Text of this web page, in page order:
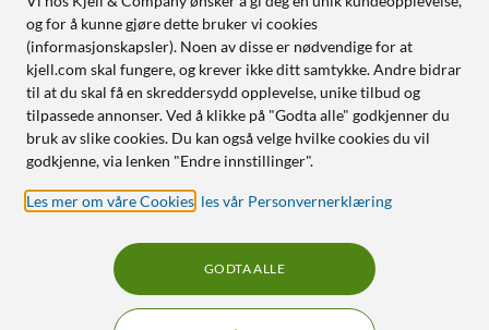
Handle fra:
Sverige
Norge
og for å kunne gjøre dette bruker vi cookies
(informasjonskapsler). Noen av disse er nødvendige for at
kjell.com skal fungere, og krever ikke ditt samtykke. Andre bidrar
til at du skal få en skreddersydd opplevelse, unike tilbud og
tilpassede annonser. Ved å klikke på "Godta alle" godkjenner du
bruk av slike cookies. Du kan også velge hvilke cookies du vil
godkjenne, via lenken "Endre innstillinger".
Les mer om våre Cookies les vår Personvernerklæring
GODTA ALLE